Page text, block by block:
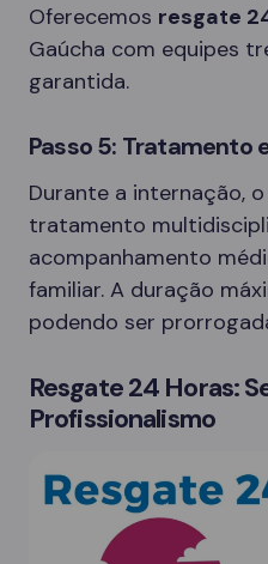
Oferecemos resgate
Gaúcha com equipes
garantida.
Passo 5: Tratamento
Durante a internação,
tratamento
acompanhamento
familiar. A duração
podendo ser
Resgate 24 Horas:
Profissionalismo